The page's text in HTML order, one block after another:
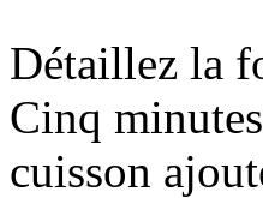
Détaillez la
Cinq
cuisson